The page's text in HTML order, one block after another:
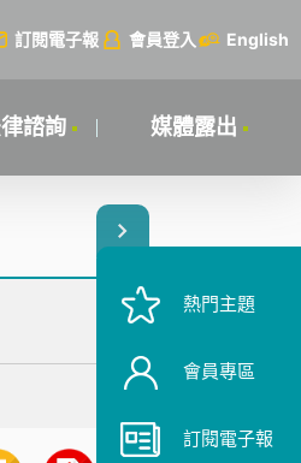
訂閱電子報 會員登入 English
諮詢 媒體露出
熱門主題
會員專區
訂閱電子報